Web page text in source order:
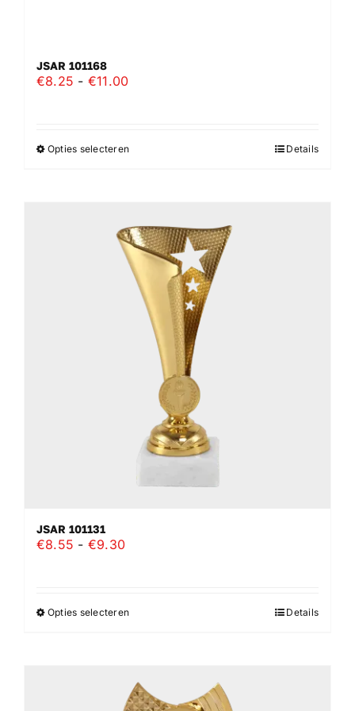
JSAR 101168
€8.25 - €11.00Prijsklasse:
€11.00
Opties selecterenDit
variaties.
Deze
optie
kan
gekozen
worden
productpagina
Details
JSAR 101131
€8.55 - €9.30Prijsklasse:
€9.30
Opties selecterenDit
meerdere
variaties.
Details